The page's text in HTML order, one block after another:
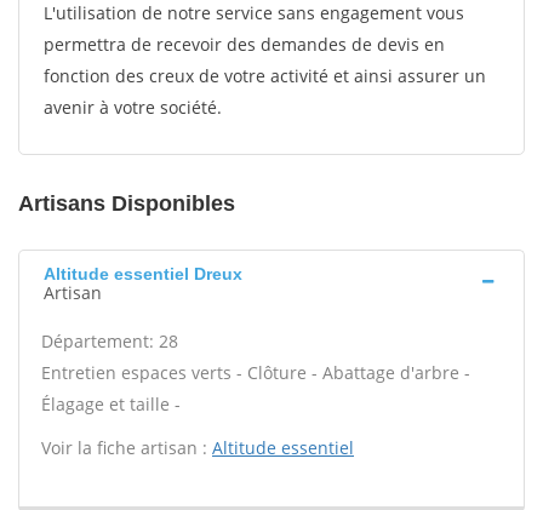
L'utilisation de notre service sans engagement vous
permettra de recevoir des demandes de devis en
fonction des creux de votre activité et ainsi assurer un
avenir à votre société.
Artisans Disponibles
Altitude essentiel Dreux
Artisan
Département: 28
Entretien espaces verts - Clôture - Abattage d'arbre -
Élagage et taille -
Voir la fiche artisan : Altitude essentiel